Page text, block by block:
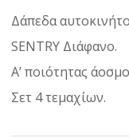
Δάπεδα
SENTRY Διάφανο.
A’ ποιότητας
Σετ 4 τεμαχίων.